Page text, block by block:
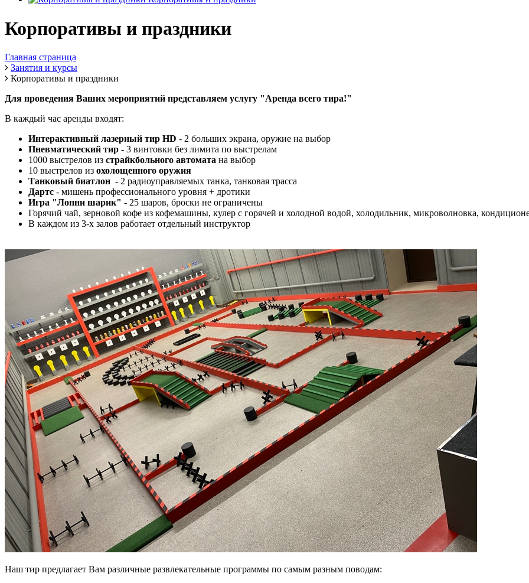
Корпоративы и праздники
Главная страница
Занятия и курсы
Корпоративы и праздники
Для проведения Ваших мероприятий представляем услугу "Аренда всего тира!"
В каждый час аренды входят:
Интерактивный лазерный тир HD - 2 больших экрана, оружие на выбор
Пневматический тир - 3 винтовки без лимита по выстрелам
1000 выстрелов из страйкбольного автомата на выбор
10 выстрелов из охолощенного оружия
Танковый биатлон - 2 радиоуправляемых танка, танковая трасса
Дартс - мишень профессионального уровня + дротики
Игра "Лопни шарик" - 25 шаров, броски не ограничены
Горячий чай, зерновой кофе из кофемашины, кулер с горячей и холодной водой, холодильник, микроволновка,
В каждом из 3-х залов работает отдельный инструктор
Наш тир предлагает Вам различные развлекательные программы по самым разным поводам: